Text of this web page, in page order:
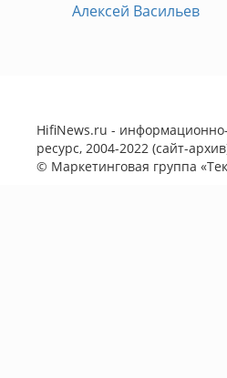
Алексей Васильев
HifiNews.ru -
ресурс, 2004-2022 (сайт-
© Маркетинговая группа